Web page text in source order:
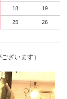
18 19
25 26
ざいます）